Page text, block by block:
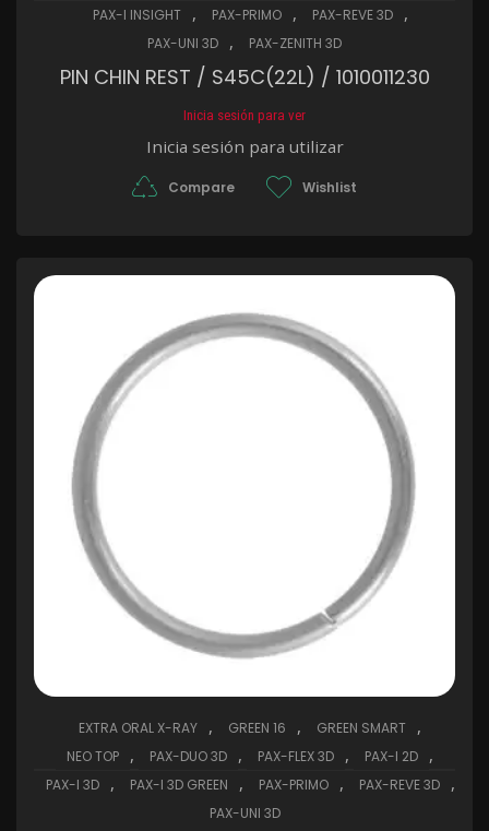
PAX-I INSIGHT , PAX-PRIMO , PAX-REVE 3D ,
PAX-UNI 3D , PAX-ZENITH 3D
PIN CHIN REST / S45C(22L) / 1010011230
Inicia sesión para ver
Inicia sesión para utilizar
Compare Wishlist
EXTRA ORAL X-RAY , GREEN 16 , GREEN SMART ,
NEO TOP , PAX-DUO 3D , PAX-FLEX 3D , PAX-I 2D ,
PAX-I 3D , PAX-I 3D GREEN , PAX-PRIMO , PAX-REVE 3D ,
PAX-UNI 3D